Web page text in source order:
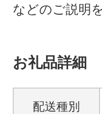
などのご説明
お礼品詳細
配送種別